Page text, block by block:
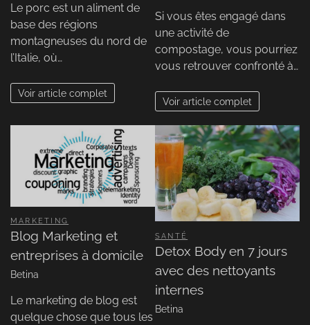
Le porc est un aliment de
base des régions
montagneuses du nord de
l’Italie, où…
Voir article complet
Si vous êtes engagé dans
une activité de
compostage, vous pourriez
vous retrouver confronté à…
Voir article complet
MARKETING
Blog Marketing et
entreprises à domicile
Betina
Le marketing de blog est
quelque chose que tous les
SANTÉ
Detox Body en 7 jours
avec des nettoyants
internes
Betina